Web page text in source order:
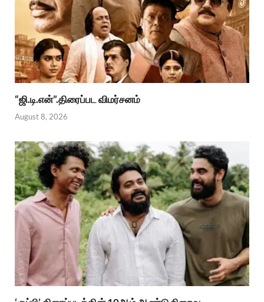
“ஜி.டி.என்”.திரைப்பட விமர்சனம்
August 8, 2026